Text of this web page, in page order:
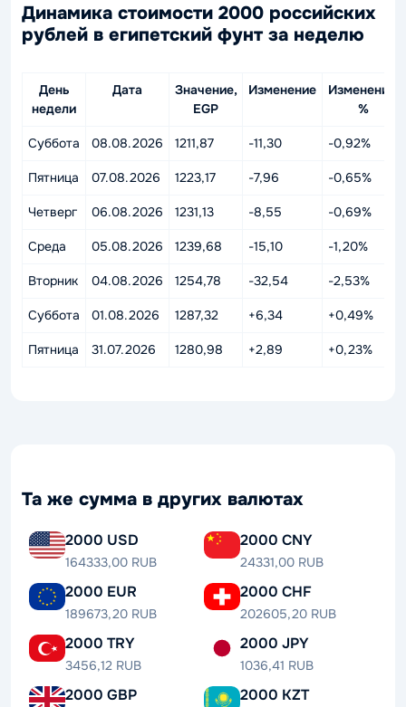
Динамика стоимости 2000 российских
рублей в египетский фунт за неделю
День
недели
Дата
Значение,
EGP
Изменение
Изменение,
%
Суббота 08.08.2026 1211,87 -11,30 -0,92%
Пятница 07.08.2026 1223,17 -7,96 -0,65%
Четверг 06.08.2026 1231,13 -8,55 -0,69%
Среда 05.08.2026 1239,68 -15,10 -1,20%
Вторник 04.08.2026 1254,78 -32,54 -2,53%
Суббота 01.08.2026 1287,32 +6,34 +0,49%
Пятница 31.07.2026 1280,98 +2,89 +0,23%
Та же сумма в других валютах
2000 USD
164333,00 RUB
2000 CNY
24331,00 RUB
2000 EUR
189673,20 RUB
2000 CHF
202605,20 RUB
2000 TRY
3456,12 RUB
2000 JPY
1036,41 RUB
2000 GBP 2000 KZT